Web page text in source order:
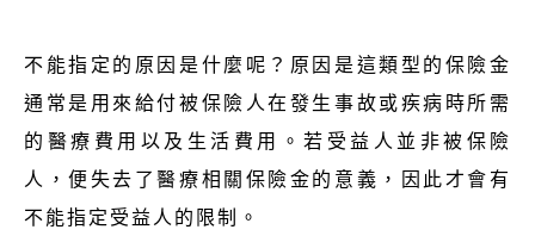
不能指定的原因是什麼呢？原因是這類型的保險金
通常是用來給付被保險人在發生事故或疾病時所需
的醫療費用以及生活費用。若受益人並非被保險
人，便失去了醫療相關保險金的意義，因此才會有
不能指定受益人的限制。